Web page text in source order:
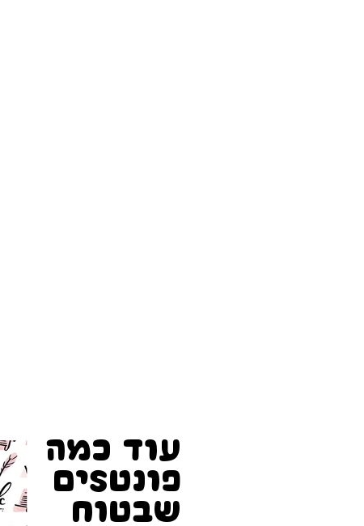
עוד כמה
פונטSים
שבטוח